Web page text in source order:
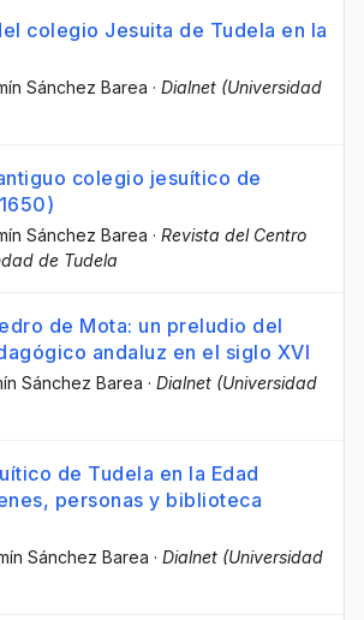
colegio Jesuita de Tudela en la
Sánchez Barea · Dialnet (Universidad
colegio jesuítico de
Sánchez Barea · Revista del Centro
de Tudela
de Mota: un preludio del
andaluz en el siglo XVI
Sánchez Barea · Dialnet (Universidad
de Tudela en la Edad
personas y biblioteca
Sánchez Barea · Dialnet (Universidad